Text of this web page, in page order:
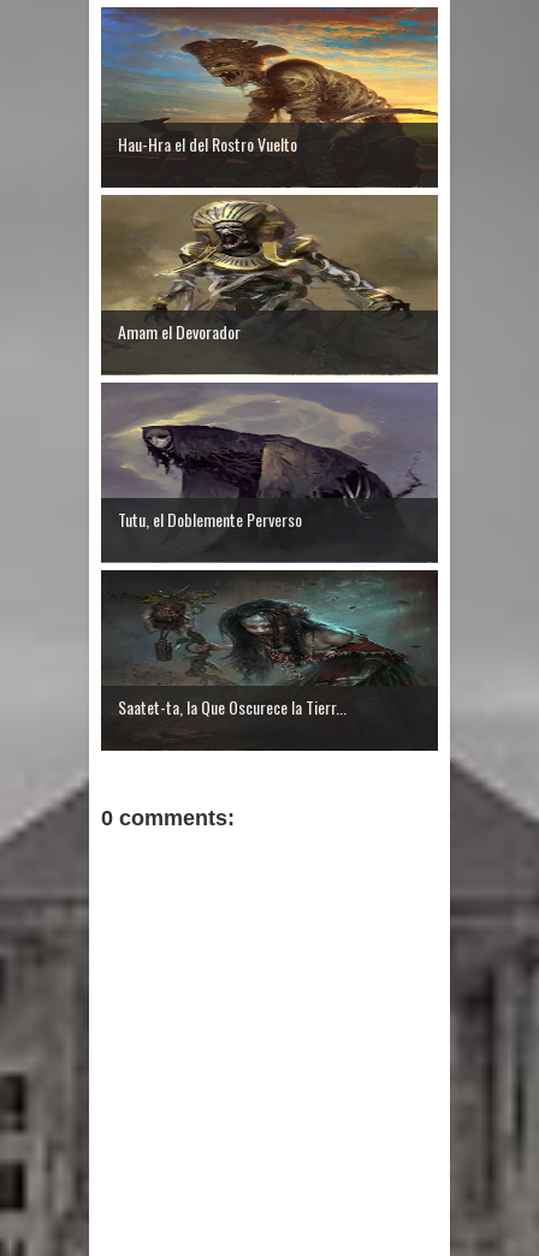
Hau-Hra el del Rostro Vuelto
Amam el Devorador
Tutu, el Doblemente Perverso
Saatet-ta, la Que Oscurece la Tierr...
0 comments: